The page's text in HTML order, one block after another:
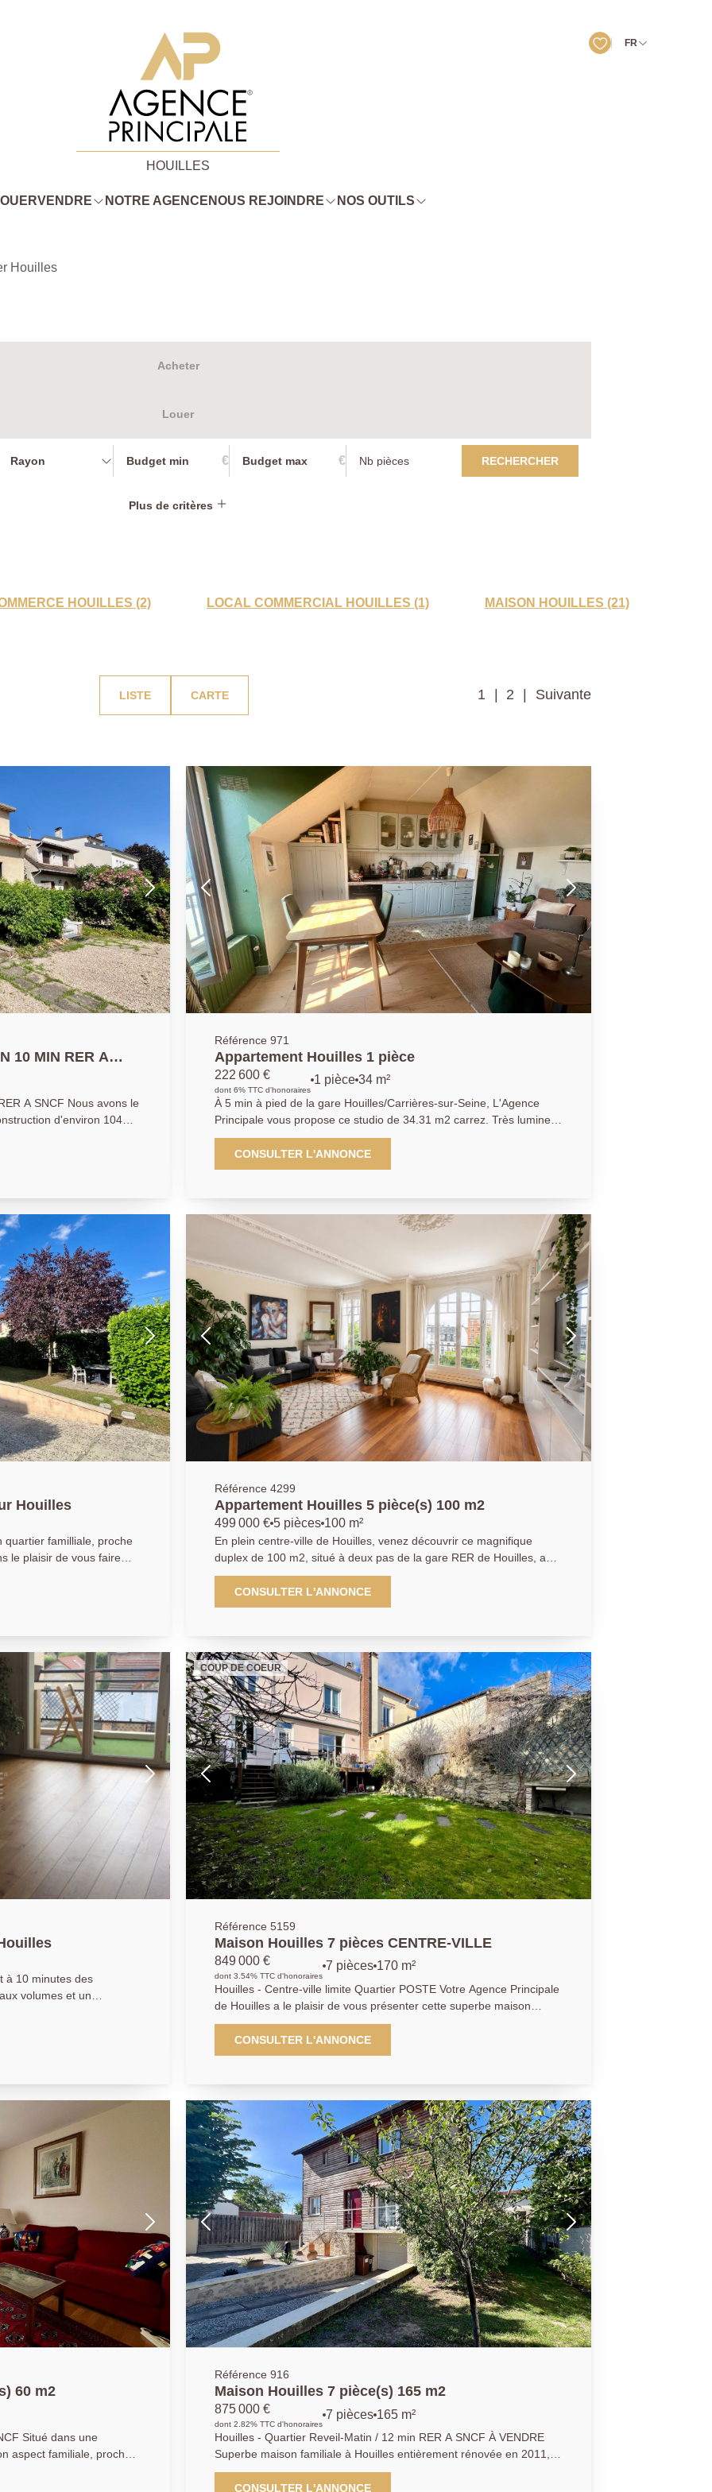
FR
HOUILLES
VENDRE NOTRE AGENCE NOUS REJOINDRE NOS OUTILS
Houilles
Acheter
Louer
Rayon € € RECHERCHER
Plus de critères
HOUILLES (2) LOCAL COMMERCIAL HOUILLES (1) MAISON HOUILLES (21)
LISTE CARTE 1 2 Suivante
10 MIN RER A
Nous avons le
d'environ 104m2
plus de 550m2 située
à la gare, aux
les qualités
le jardin, isolation
électrique et l'électricité
Référence 971
Appartement Houilles 1 pièce
222 600 €
dont 6% TTC d'honoraires
1 pièce 34 m²
À 5 min à pied de la gare Houilles/Carrières-sur-Seine, L'Agence
Principale vous propose ce studio de 34.31 m2 carrez. Très lumineux
et idéalement situé, II est distribué en un espace de vie avec cuisine
et coin bureau, un espace nuit pouvant accueillir deux grands lits,
une salle d'eau-buanderie avec WC. Une cave en sous-sol complète
auxquels ce bien est exposé sont disponibles sur le site Géorisques :
www.georisques.gouv.fr
CONSULTER L'ANNONCE
Houilles
le plaisir de vous faire
très bien
: une entrée
trois chambres, une
un espace buanderie,
de calme et
Référence 4299
Appartement Houilles 5 pièce(s) 100 m2
499 000 € 5 pièces 100 m²
En plein centre-ville de Houilles, venez découvrir ce magnifique
duplex de 100 m2, situé à deux pas de la gare RER de Houilles, au
sein d'une copropriété datant des années 1900, où vous tomberez
sous le charme de l'ancien. Ce duplex se compose de la manière
suivante : Au rez-de-chaussée, vous trouverez une entrée avec
avec cuisine ouverte ainsi qu'un WC indépendant. À l'étage, un
grand palier dessert trois chambres avec de nombreux rangements
ainsi qu'une salle de bains avec WC. Vous apprécierez également
les prestations suivantes : beau parquet au sol, moquette, fenêtres
en double vitrage PVC, cave et chauffage individuel au gaz. Un bien
rare, alliant le charme de l'ancien et une situation idéale en coeur de
ville.
CONSULTER L'ANNONCE
à 10 minutes des
volumes et un
grande entrée, d'un
cuisine indépendante
deux chambres dont
mail :
COUP DE COEUR
Référence 5159
Maison Houilles 7 pièces CENTRE-VILLE
849 000 €
dont 3.54% TTC d'honoraires
7 pièces 170 m²
Houilles - Centre-ville limite Quartier POSTE Votre Agence Principale
de Houilles a le plaisir de vous présenter cette superbe maison
familliale des années 1900, d'envirion 170m2 habitable et 224m2 au
sol sur presque 300m2 de terrain. Située dans le centre-ville, proche
de toutes les commodités, des écoles, du marché et de la gare RER
donnant un accès direct sur la terrasse et du jardin de derrière. Une
cuisine indépendante et équipée ainsi que d'un WC avec lave-main
complète ce niveau. Au premier étage, grand palier desservant 3
grandes chambres (11/14/16m2), d'une grande salle de bains avec
WC et d'une douche et un autre WC indépendant en complément de
ce niveau. Le deuxième et dernier étage propose un palier
desservant deux autres chambres de 20 et 25m2 et d'une salle
d'eau avec WC. Les + et ses atouts : sous-sol total, terrasse
d'environ 25m2 avec store banne, jardin sur l'arrière exposé plein
sud, possibilité de stationner deux véhicules, portail motorisé et
domotique dans la maison, très bon état général avec de belles
prestations. Idéal pour une famille à la recherche d'espace, de
tranquillité en étant idéalement situé ! Bien proposé par Kyllian
GABA, agent commercial (903 414 209 R.S.A.C Versailles)
CONSULTER L'ANNONCE
60 m2
Situé dans une
aspect familiale, proche
/ Carrières sur seine
présenter en
Référence 916
Maison Houilles 7 pièce(s) 165 m2
875 000 €
dont 2.82% TTC d'honoraires
7 pièces 165 m²
Houilles - Quartier Reveil-Matin / 12 min RER A SNCF À VENDRE
Superbe maison familiale à Houilles entièrement rénovée en 2011,
165 m2 habitables sur 450 m2 de terrain Dans un quartier calme et
recherché de Houilles, venez découvrir cette maison en parfait état
CONSULTER L'ANNONCE